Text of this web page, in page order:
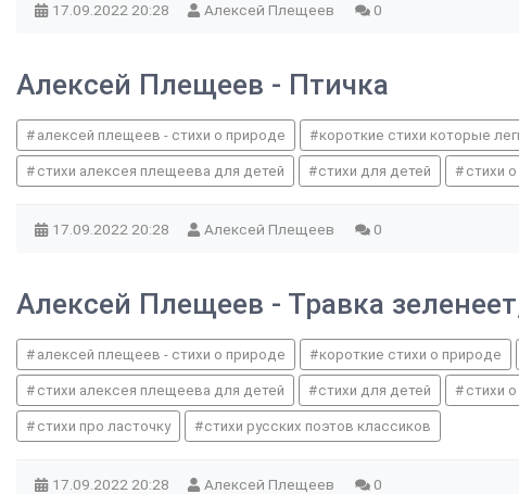
17.09.2022 20:28 Алексей Плещеев 0
Алексей Плещеев - Птичка
алексей плещеев - стихи о природе короткие стихи которые
стихи алексея плещеева для детей стихи для детей стихи
17.09.2022 20:28 Алексей Плещеев 0
Алексей Плещеев - Травка
алексей плещеев - стихи о природе короткие стихи о природе
стихи алексея плещеева для детей стихи для детей стихи
стихи про ласточку стихи русских поэтов классиков
17.09.2022 20:28 Алексей Плещеев 0